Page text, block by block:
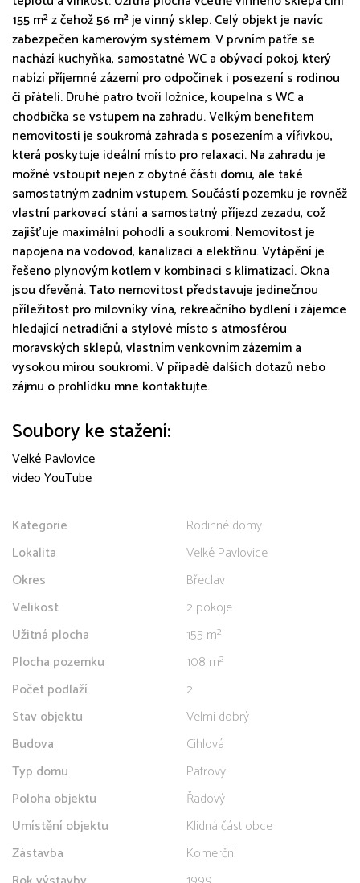
155 m² z čehož 56 m² je vinný sklep. Celý objekt je navíc
zabezpečen kamerovým systémem. V prvním patře se
nachází kuchyňka, samostatné WC a obývací pokoj, který
nabízí příjemné zázemí pro odpočinek i posezení s rodinou
či přáteli. Druhé patro tvoří ložnice, koupelna s WC a
chodbička se vstupem na zahradu. Velkým benefitem
nemovitosti je soukromá zahrada s posezením a vířivkou,
která poskytuje ideální místo pro relaxaci. Na zahradu je
možné vstoupit nejen z obytné části domu, ale také
samostatným zadním vstupem. Součástí pozemku je rovněž
vlastní parkovací stání a samostatný příjezd zezadu, což
zajišťuje maximální pohodlí a soukromí. Nemovitost je
napojena na vodovod, kanalizaci a elektřinu. Vytápění je
řešeno plynovým kotlem v kombinaci s klimatizací. Okna
jsou dřevěná. Tato nemovitost představuje jedinečnou
příležitost pro milovníky vína, rekreačního bydlení i zájemce
hledající netradiční a stylové místo s atmosférou
moravských sklepů, vlastním venkovním zázemím a
vysokou mírou soukromí. V případě dalších dotazů nebo
zájmu o prohlídku mne kontaktujte.
Soubory ke stažení:
Velké Pavlovice
video YouTube
Kategorie
Rodinné domy
Lokalita
Velké Pavlovice
Okres
Břeclav
Velikost
2 pokoje
Užitná plocha
155 m²
Plocha pozemku
108 m²
Počet podlaží
2
Stav objektu
Velmi dobrý
Budova
Cihlová
Typ domu
Patrový
Poloha objektu
Řadový
Umístění objektu
Klidná část obce
Zástavba
Komerční